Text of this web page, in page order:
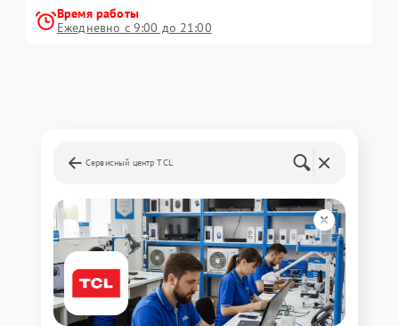
Время работы
Ежедневно с 9:00 до 21:00
Сервисный центр TCL